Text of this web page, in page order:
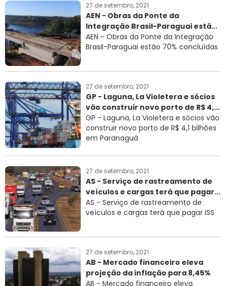
27 de setembro, 2021
AEN - Obras da Ponte da
Integração Brasil-Paraguai estã...
AEN - Obras da Ponte da Integração
Brasil-Paraguai estão 70% concluídas
27 de setembro, 2021
GP - Laguna, La Violetera e sócios
vão construir novo porto de R$ 4,...
GP - Laguna, La Violetera e sócios vão
construir novo porto de R$ 4,1 bilhões
em Paranaguá
27 de setembro, 2021
AS - Serviço de rastreamento de
veículos e cargas terá que pagar...
AS - Serviço de rastreamento de
veículos e cargas terá que pagar ISS
27 de setembro, 2021
AB - Mercado financeiro eleva
projeção da inflação para 8,45%
AB - Mercado financeiro eleva